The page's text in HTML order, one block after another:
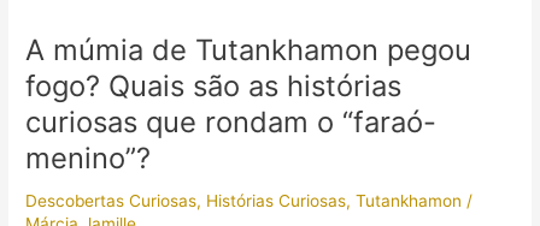
A múmia de Tutankhamon pegou
fogo? Quais são as histórias
curiosas que rondam o “faraó-
menino”?
Descobertas Curiosas, Histórias Curiosas,Tutankhamon /